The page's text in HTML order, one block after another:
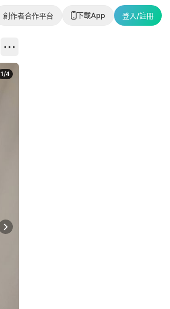
創作者合作平台 下載App 登入/註冊
Next slide
1/4